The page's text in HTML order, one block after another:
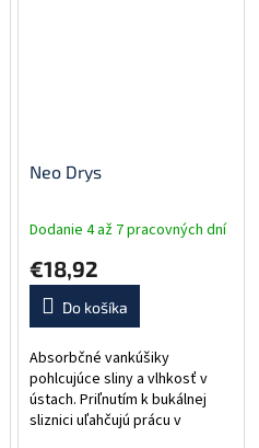
Neo Drys
Dodanie 4 až 7 pracovných dní
€18,92
Do košíka
Absorbčné vankúšiky
pohlcujúce sliny a vlhkosť v
ústach. Priľnutím k bukálnej
sliznici uľahčujú prácu v